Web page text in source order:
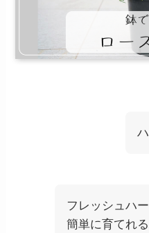
フレッシュハ
簡単に育てれ